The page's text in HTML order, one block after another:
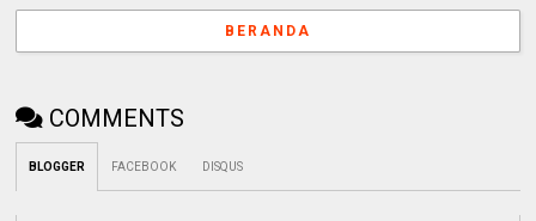
BERANDA
COMMENTS
BLOGGER FACEBOOK DISQUS